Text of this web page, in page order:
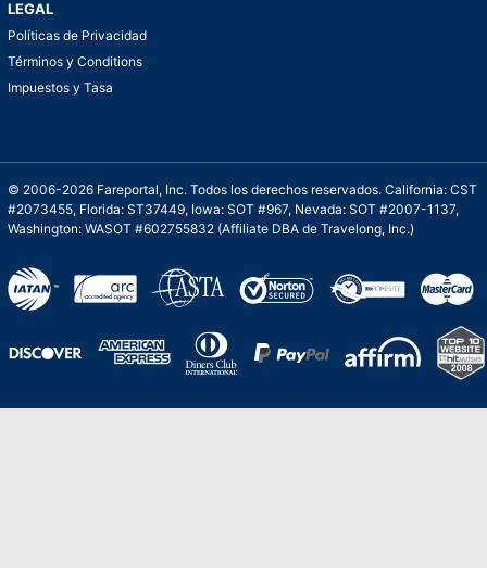
LEGAL
Políticas de Privacidad
Términos y Conditions
Impuestos y Tasa
© 2006-2026 Fareportal, Inc. Todos los derechos reservados. California: CST
#2073455, Florida: ST37449, Iowa: SOT #967, Nevada: SOT #2007-1137,
Washington: WASOT #602755832 (Affiliate DBA de Travelong, Inc.)